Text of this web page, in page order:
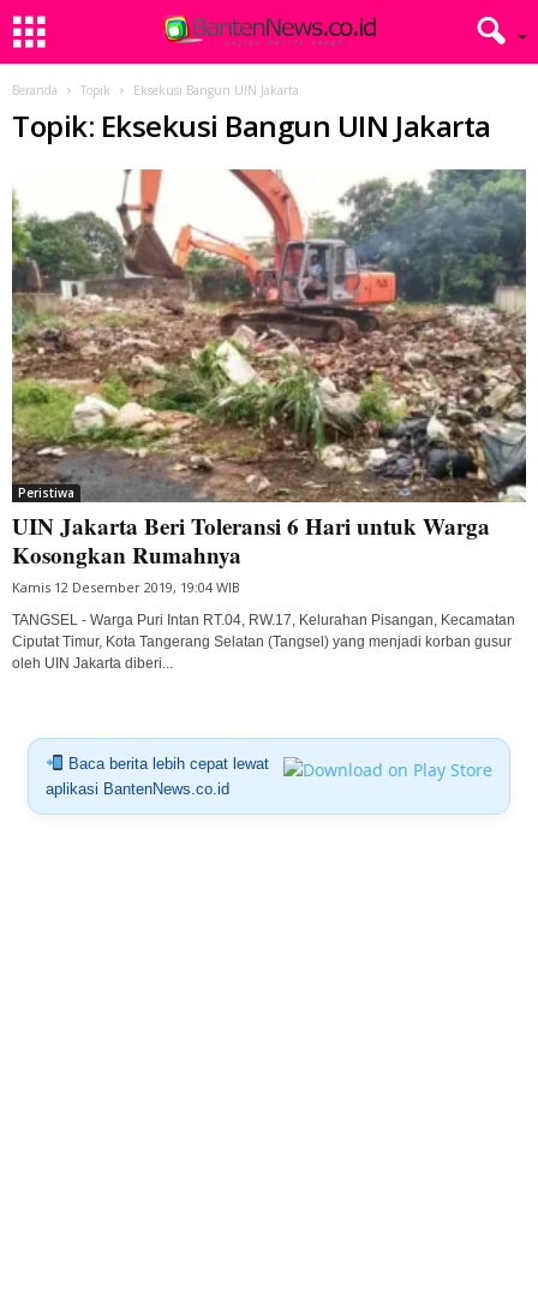
Beranda Topik Eksekusi Bangun UIN Jakarta
Topik: Eksekusi Bangun UIN Jakarta
Peristiwa
UIN Jakarta Beri Toleransi 6 Hari untuk Warga
Kosongkan Rumahnya
Kamis 12 Desember 2019, 19:04 WIB
TANGSEL - Warga Puri Intan RT.04, RW.17, Kelurahan Pisangan, Kecamatan
Ciputat Timur, Kota Tangerang Selatan (Tangsel) yang menjadi korban gusur
oleh UIN Jakarta diberi...
Baca berita lebih cepat lewat
aplikasi BantenNews.co.id